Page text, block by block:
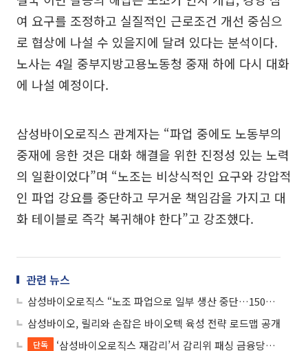
여 요구를 조정하고 실질적인 근로조건 개선 중심으
로 협상에 나설 수 있을지에 달려 있다는 분석이다.
노사는 4일 중부지방고용노동청 중재 하에 다시 대화
에 나설 예정이다.
삼성바이오로직스 관계자는 “파업 중에도 노동부의
중재에 응한 것은 대화 해결을 위한 진정성 있는 노력
의 일환이었다”며 “노조는 비상식적인 요구와 강압적
인 파업 강요를 중단하고 무거운 책임감을 가지고 대
화 테이블로 즉각 복귀해야 한다”고 강조했다.
관련 뉴스
삼성바이오로직스 “노조 파업으로 일부 생산 중단…1500억 손실 추산”
삼성바이오, 릴리와 손잡은 바이오텍 육성 전략 로드맵 공개
단독
‘삼성바이오로직스 재감리’서 감리위 패싱 금융당국⋯“정당성 없다” 퇴짜